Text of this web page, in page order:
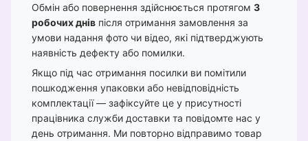
Обмін або повернення здійснюється протягом 3
робочих днів після отримання замовлення за
умови надання фото чи відео, які підтверджують
наявність дефекту або помилки.
Якщо під час отримання посилки ви помітили
пошкодження упаковки або невідповідність
комплектації — зафіксуйте це у присутності
працівника служби доставки та повідомте нас у
день отримання. Ми повторно відправимо товар